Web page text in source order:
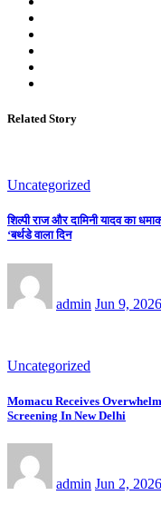
Related Story
Uncategorized
शिल्पी राज और दामिनी यादव का
‘बर्थडे वाला दिन
admin Jun 9, 2026
Uncategorized
Momacu Receives
Screening In New Delhi
admin Jun 2, 2026